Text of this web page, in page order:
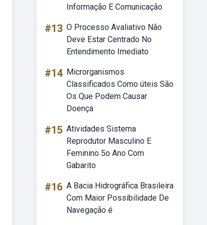
Informação E Comunicação
#13 O Processo Avaliativo Não
Deve Estar Centrado No
Entendimento Imediato
#14 Microrganismos
Classificados Como úteis São
Os Que Podem Causar
Doença
#15 Atividades Sistema
Reprodutor Masculino E
Feminino 5o Ano Com
Gabarito
#16 A Bacia Hidrográfica Brasileira
Com Maior Possibilidade De
Navegação é